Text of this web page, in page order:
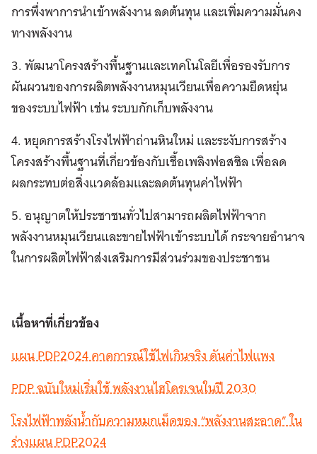
การพึ่งพาการนำเข้าพลังงาน ลดต้นทุน และเพิ่มความมั่นคง
ทางพลังงาน
3. พัฒนาโครงสร้างพื้นฐานและเทคโนโลยีเพื่อรองรับการ
ผันผวนของการผลิตพลังงานหมุนเวียนเพื่อความยืดหยุ่น
ของระบบไฟฟ้า เช่น ระบบกักเก็บพลังงาน
4. หยุดการสร้างโรงไฟฟ้าถ่านหินใหม่ และระงับการสร้าง
โครงสร้างพื้นฐานที่เกี่ยวข้องกับเชื้อเพลิงฟอสซิล เพื่อลด
ผลกระทบต่อสิ่งแวดล้อมและลดต้นทุนค่าไฟฟ้า
5. อนุญาตให้ประชาชนทั่วไปสามารถผลิตไฟฟ้าจาก
พลังงานหมุนเวียนและขายไฟฟ้าเข้าระบบได้ กระจายอำนาจ
ในการผลิตไฟฟ้าส่งเสริมการมีส่วนร่วมของประชาชน
เนื้อหาที่เกี่ยวข้อง
แผน PDP2024 คาดการณ์ใช้ไฟเกินจริง ดันค่าไฟแพง
PDP ฉบับใหม่เริ่มใช้ พลังงานไฮโดรเจนในปี 2030
โรงไฟฟ้าพลังน้ำกับความหมกเม็ดของ “พลังงานสะอาด” ใน
ร่างแผน PDP2024